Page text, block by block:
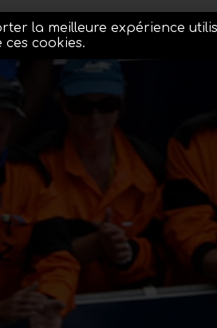
la meilleure expérience
cookies.